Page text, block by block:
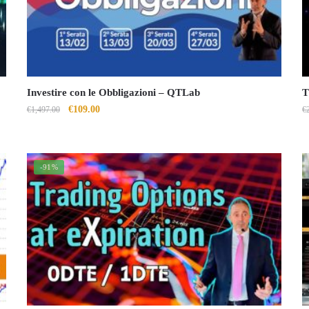
Investire con le Obbligazioni – QTLab
€1,497.00
Il
era:
€1,497.00.
€109.00Il
è:
€109.00.
€
-91%